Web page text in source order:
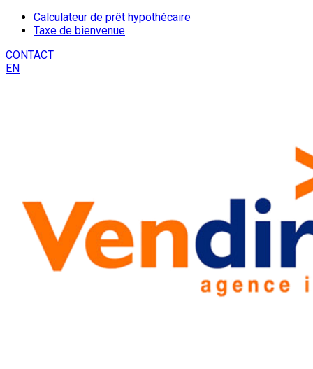
Calculateur de prêt hypothécaire
Taxe de bienvenue
CONTACT
EN